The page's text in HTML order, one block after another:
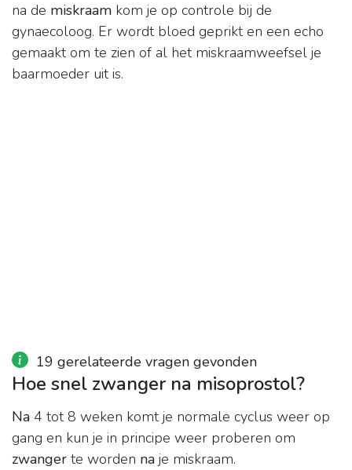
na de miskraam kom je op controle bij de
gynaecoloog. Er wordt bloed geprikt en een echo
gemaakt om te zien of al het miskraamweefsel je
baarmoeder uit is.
19 gerelateerde vragen gevonden
Hoe snel zwanger na misoprostol?
Na 4 tot 8 weken komt je normale cyclus weer op
gang en kun je in principe weer proberen om
zwanger te worden na je miskraam.